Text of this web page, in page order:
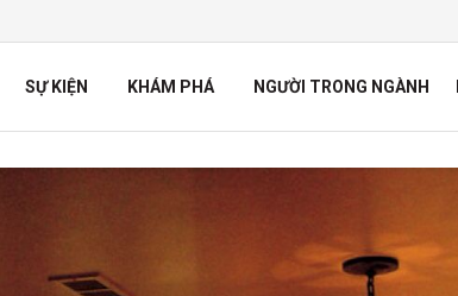
SỰ KIỆN KHÁM PHÁ NGƯỜI TRONG NGÀNH